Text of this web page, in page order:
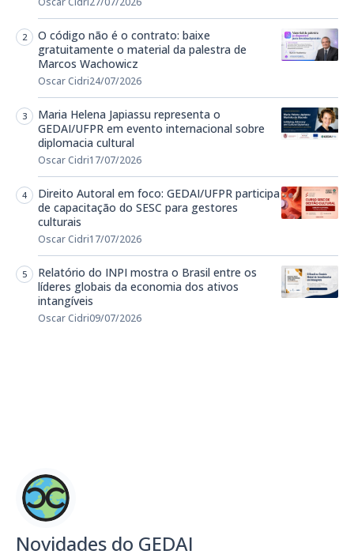
O código não é o contrato: baixe
gratuitamente o material da palestra de
Marcos Wachowicz
Oscar Cidri24/07/2026
Maria Helena Japiassu representa o
GEDAI/UFPR em evento internacional sobre
diplomacia cultural
Oscar Cidri17/07/2026
Direito Autoral em foco: GEDAI/UFPR participa
de capacitação do SESC para gestores
culturais
Oscar Cidri17/07/2026
Relatório do INPI mostra o Brasil entre os
líderes globais da economia dos ativos
intangíveis
Oscar Cidri09/07/2026
Novidades do GEDAI